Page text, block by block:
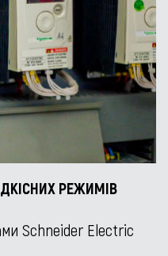
РЕЖИМІВ
Schneider Electric